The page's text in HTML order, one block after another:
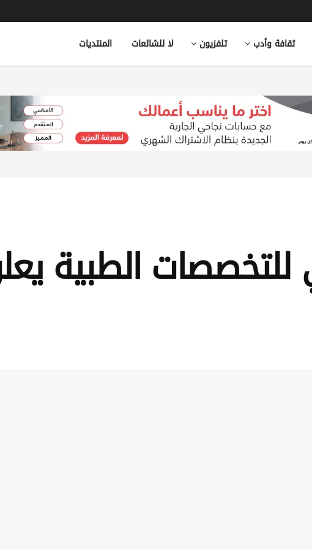
ثقافة وأدب تلفزيون لا للشائعات المنتديات
الطبية